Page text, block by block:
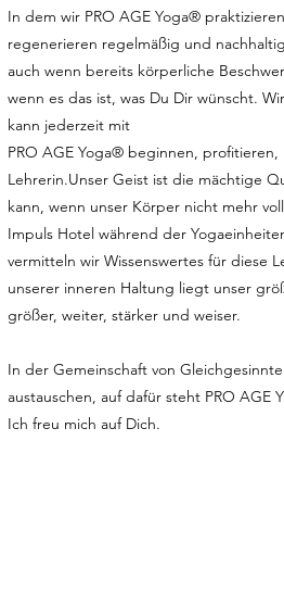
In dem wir PRO AGE Yoga®
regenerieren regelmäßig und
auch wenn bereits körperliche
wenn es das ist, was Du Dir wünscht.
kann jederzeit mit
PRO AGE Yoga® beginnen,
Lehrerin.Unser Geist ist die mächtige
kann, wenn unser Körper nicht mehr
Impuls Hotel während der
vermitteln wir Wissenswertes für diese
unserer inneren Haltung liegt unser
größer, weiter, stärker und weiser.
In der Gemeinschaft von
austauschen, auf dafür steht PRO AGE
Ich freu mich auf Dich.